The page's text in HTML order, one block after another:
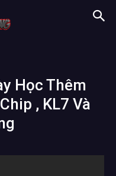
Học Thêm
, KL7 Và